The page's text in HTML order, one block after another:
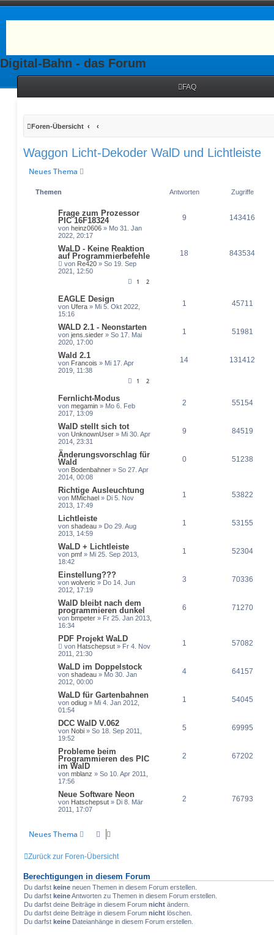
Digital-Bahn - das Forum
FAQ
Foren-Übersicht
Waggon Licht-Dekoder WalD und Lichtleiste
Neues Thema
Themen Antworten Zugriffe
Frage zum Prozessor
PIC 16F18324
von heinz0606 » Mo 31. Jan
2022, 20:17
9 143416
WaLD - Keine Reaktion
auf Programmierbefehle
von Re420 » So 19. Sep
2021, 12:50
1 2
18 843534
EAGLE Design
von Ufera » Mi 5. Okt 2022,
15:16
1 45711
WALD 2.1 - Neonstarten
von jens.sieder » So 17. Mai
2020, 17:00
1 51981
Wald 2.1
von Francois » Mi 17. Apr
2019, 11:38
1 2
14 131412
Fernlicht-Modus
von megamin » Mo 6. Feb
2017, 13:09
2 55154
WalD stellt sich tot
von UnknownUser » Mi 30. Apr
2014, 23:31
9 84519
Änderungsvorschlag für
Wald
von Bodenbahner » So 27. Apr
2014, 00:08
0 51238
Richtige Ausleuchtung
von MMichael » Di 5. Nov
2013, 17:49
1 53822
Lichtleiste
von shadeau » Do 29. Aug
2013, 14:59
1 53155
WaLD + Lichtleiste
von pmf » Mi 25. Sep 2013,
18:42
1 52304
Einstellung???
von wolveric » Do 14. Jun
2012, 17:19
3 70336
WalD bleibt nach dem
programmieren dunkel
von bmpeter » Fr 25. Jan 2013,
16:34
6 71270
PDF Projekt WaLD
von Hatschepsut » Fr 4. Nov
2011, 21:30
1 57082
WaLD im Doppelstock
von shadeau » Mo 30. Jan
2012, 00:00
4 64157
WaLD für Gartenbahnen
von odiug » Mi 4. Jan 2012,
01:54
1 54045
DCC WalD V.062
von Nobi » So 18. Sep 2011,
19:52
5 69995
Probleme beim
Programmieren des PIC
im WalD
von mblanz » So 10. Apr 2011,
17:56
2 67202
Neue Software Neon
von Hatschepsut » Di 8. Mär
2011, 17:07
2 76793
Neues Thema
Zurück zur Foren-Übersicht
Berechtigungen in diesem Forum
Du darfst keine neuen Themen in diesem Forum erstellen.
Du darfst keineAntworten zu Themen in diesem Forum erstellen.
Du darfst deine Beiträge in diesem Forum nicht ändern.
Du darfst deine Beiträge in diesem Forum nicht löschen.
Du darfst keine Dateianhänge in diesem Forum erstellen.